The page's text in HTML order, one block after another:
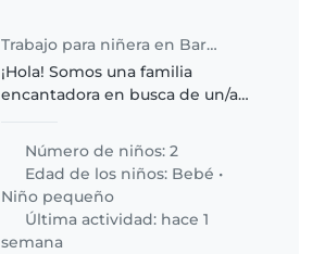
Trabajo para niñera en Bariloche
¡Hola! Somos una familia
encantadora en busca de un/a
dos pequeños, un bebé y un
niño pequeño, ambos muy
habladores, divertidos y curiosos.
Nos encantaría..
Número de niños: 2
Edad de los niños: Bebé •
Niño pequeño
Última actividad: hace 1
semana